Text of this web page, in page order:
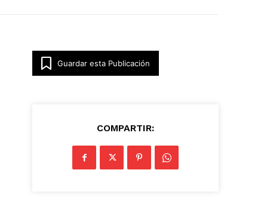
Guardar esta Publicación
COMPARTIR: